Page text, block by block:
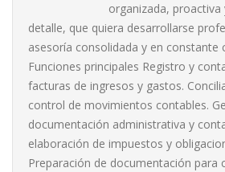
organizada,
detalle, que quiera desarrollarse
asesoría consolidada y en constante
Funciones principales Registro y
facturas de ingresos y gastos.
control de movimientos contables.
documentación administrativa y
elaboración de impuestos y
Preparación de documentación para